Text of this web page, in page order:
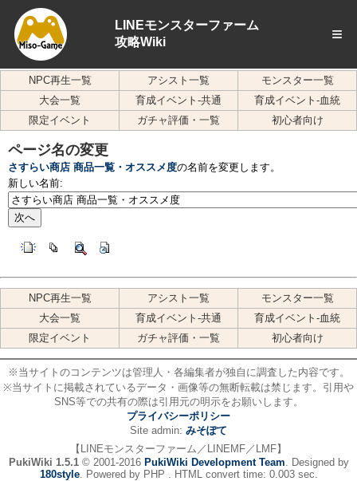
LINEモンスターファーム
攻略Wiki
≡
NPC再生一覧 アシスト一覧
モンスター一覧
大会一覧
育成イベント-共通
育成イベント-血統
限定イベント
ガチャ評価・一覧 初心者向け
ページ名の変更
さすらい商店 商品一覧・オススメ度の名前を変更します。
新しい名前:
NPC再生一覧 アシスト一覧
モンスター一覧
大会一覧
育成イベント-共通
育成イベント-血統
限定イベント
ガチャ評価・一覧 初心者向け
※当サイトのコンテンツは管理人・各編集者が独自に調査した内容です。
※当サイトに掲載されているデータ・画像等の無断転載は禁じます。引用や
SNS等での共有の際は引用元の明示をお願いします。
プライバシーポリシー
Site admin: みそぽて
【LINEモンスターファーム／LINEMF／LMF】
PukiWiki 1.5.1© 2001-2016 PukiWiki Development Team . Designed by
180style. Powered by PHP . HTML convert time: 0.003 sec.